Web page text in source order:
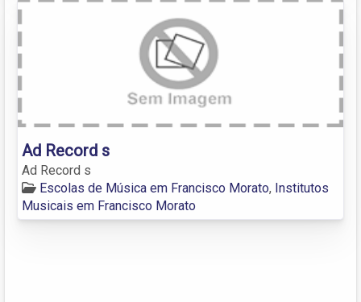
Ad Record s
Ad Record s
Escolas de Música em Francisco Morato, Institutos
Musicais em Francisco Morato